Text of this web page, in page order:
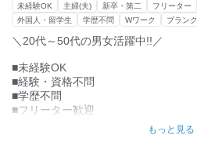
未経験OK 主婦(夫) 新卒・第二 フリーター
外国人・留学生
学歴不問 Wワーク ブランク
＼20代～50代の男女活躍中!!／
■未経験OK
■経験・資格不問
■学歴不問
■フリーター歓迎
もっと見る